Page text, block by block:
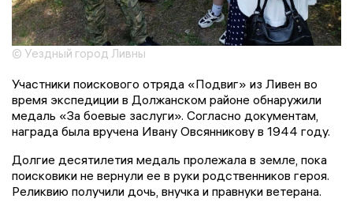
© Уездный город Ливны
Участники поискового отряда «Подвиг» из Ливен во
время экспедиции в Должанском районе обнаружили
медаль «За боевые заслуги». Согласно документам,
награда была вручена Ивану Овсянникову в 1944 году.
Долгие десятилетия медаль пролежала в земле, пока
поисковики не вернули ее в руки родственников героя.
Реликвию получили дочь, внучка и правнуки ветерана.